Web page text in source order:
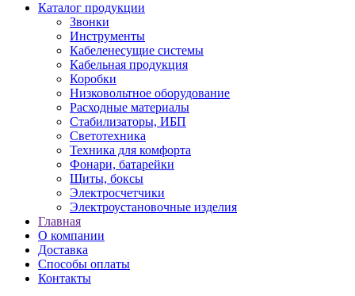
Каталог продукции
Звонки
Инструменты
Кабеленесущие системы
Кабельная продукция
Коробки
Низковольтное оборудование
Расходные материалы
Стабилизаторы, ИБП
Светотехника
Техника для комфорта
Фонари, батарейки
Щиты, боксы
Электросчетчики
Электроустановочные изделия
Главная
О компании
Доставка
Способы оплаты
Контакты